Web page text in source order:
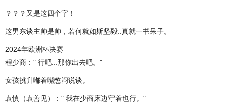
？？？又是这四个字！
这男东谈主帅是帅，若何就如斯坚毅..真就一书呆子。
2024年欧洲杯决赛
程少商：" 行吧...那你出去吧。"
女孩挑升嘟着嘴憋闷说谈。
袁慎（袁善见）：" 我在少商床边守着也行。"